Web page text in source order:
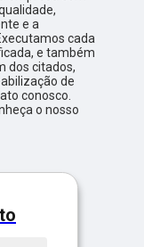
e a
cada
e também
dos citados,
de
conosco.
o nosso